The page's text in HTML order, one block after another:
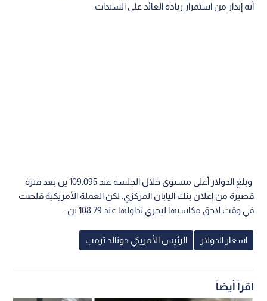
أنه إنذار من استمرار زيادة العائد على السندات.
وبلغ الدولار أعلى مستوى خلال الجلسة عند 109.095 ين بعد فترة
قصيرة من إعلان بنك اليابان المركزي. لكن العملة الأمريكية قلصت
في وقت لاحق مكاسبها ليجري تداولها عند 108.79 ين.
اسعار الدولار الرئيس الأمريكي دونالد ترمب
اقرأ أيضاً